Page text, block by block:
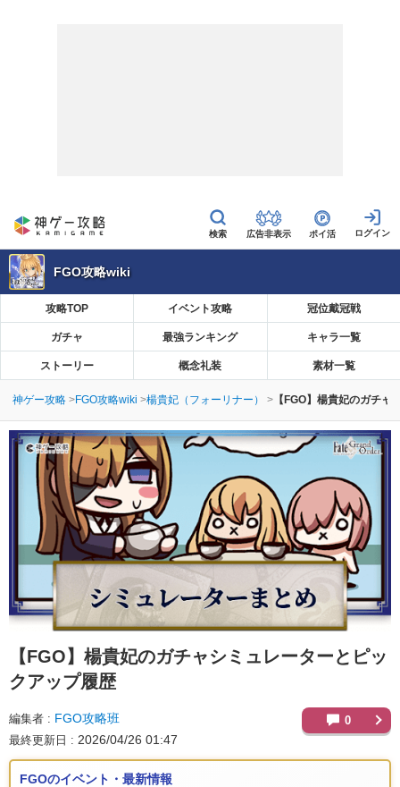
広告非表示 ポイ活
FGO攻略wiki
攻略TOP イベント攻略 冠位戴冠戦
ガチャ 最強ランキング キャラ一覧
ストーリー 概念礼装 素材一覧
神ゲー攻略 FGO攻略wiki 楊貴妃（フォーリナー） 【FGO】楊貴妃のガチ
【FGO】 楊貴妃のガチャシミュレーターとピッ
クアップ履歴
編集者 FGO攻略班
最終更新日 2026/04/26 01:47
0
FGOのイベント・最新情報